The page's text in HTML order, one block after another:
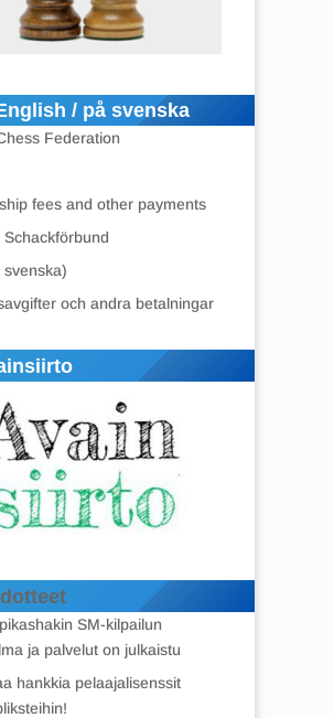
/ på svenska
Federation
fees and other payments
Schackförbund
svenska)
och andra betalningar
SM-kilpailun
ja palvelut on julkaistu
hankkia pelaajalisenssit